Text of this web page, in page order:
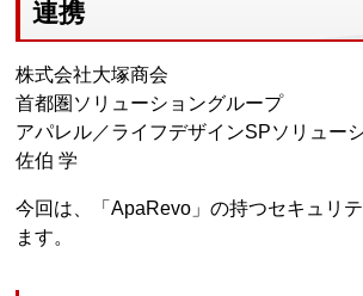
連携
株式会社大塚商会
首都圏ソリューショングループ
アパレル／ライフデザインSPソリュー
佐伯 学
今回は、「ApaRevo」の持つセキュリ
ます。